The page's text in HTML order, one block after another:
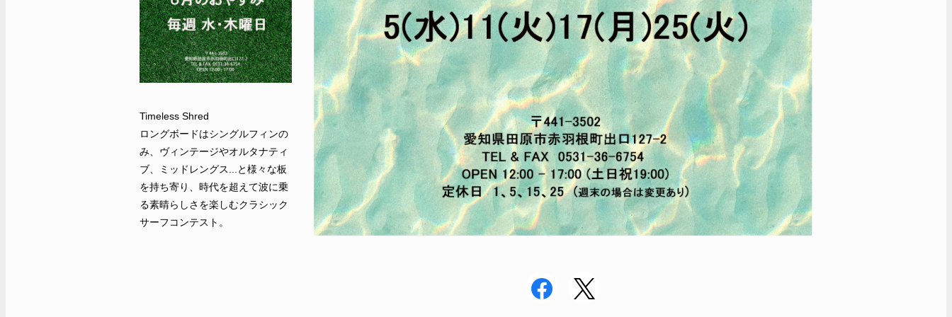
Timeless Shred
ロングボードはシングルフィンの
み、ヴィンテージやオルタナティ
ブ、ミッドレングス...と様々な板
を持ち寄り、時代を超えて波に乗
る素晴らしさを楽しむクラシック
サーフコンテスト。